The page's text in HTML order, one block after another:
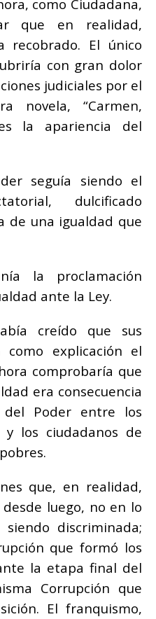
como Ciudadana,
que en realidad,
recobrado. El único
con gran dolor
judiciales por el
novela, “Carmen,
la apariencia del
seguía siendo el
dulcificado
de una igualdad que
la proclamación
ante la Ley.
creído que sus
como explicación el
comprobaría que
era consecuencia
Poder entre los
y los ciudadanos de
que, en realidad,
luego, no en lo
siendo discriminada;
que formó los
la etapa final del
Corrupción que
El franquismo,